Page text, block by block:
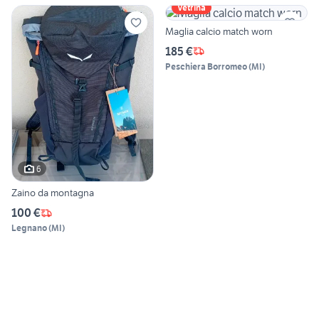
6
Zaino da montagna
100 €
Legnano(MI)
Vetrina
Maglia calcio match worn
185 €
Peschiera Borromeo(MI)